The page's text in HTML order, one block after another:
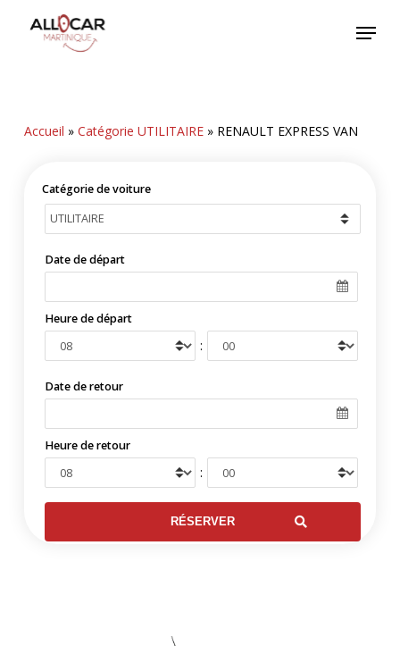
Menu
Accueil » Catégorie UTILITAIRE» RENAULT EXPRESS VAN
Catégorie de voiture
Date de départ
Heure de départ
:
Date de retour
Heure de retour
: